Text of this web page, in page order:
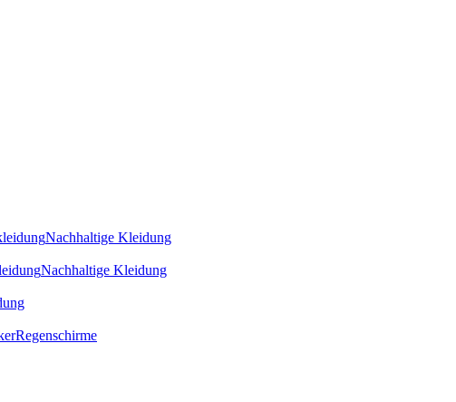
Nachhaltige Kleidung
Nachhaltige Kleidung
Regenschirme